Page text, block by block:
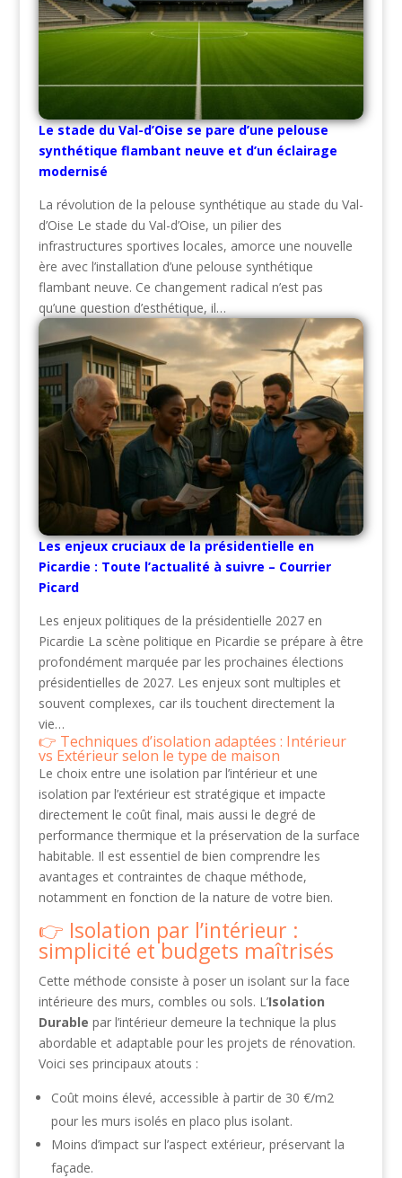
Le stade du Val-d’Oise se pare d’une pelouse
synthétique flambant neuve et d’un éclairage
modernisé
La révolution de la pelouse synthétique au stade du Val-
d’Oise Le stade du Val-d’Oise, un pilier des
infrastructures sportives locales, amorce une nouvelle
ère avec l’installation d’une pelouse synthétique
flambant neuve. Ce changement radical n’est pas
qu’une question d’esthétique, il…
Les enjeux cruciaux de la présidentielle en
Picardie : Toute l’actualité à suivre – Courrier
Picard
Les enjeux politiques de la présidentielle 2027 en
Picardie La scène politique en Picardie se prépare à être
profondément marquée par les prochaines élections
présidentielles de 2027. Les enjeux sont multiples et
souvent complexes, car ils touchent directement la
vie…
Techniques d’isolation adaptées : Intérieur
vs Extérieur selon le type de maison
Le choix entre une isolation par l’intérieur et une
isolation par l’extérieur est stratégique et impacte
directement le coût final, mais aussi le degré de
performance thermique et la préservation de la surface
habitable. Il est essentiel de bien comprendre les
avantages et contraintes de chaque méthode,
notamment en fonction de la nature de votre bien.
Isolation par l’intérieur :
simplicité et budgets maîtrisés
Cette méthode consiste à poser un isolant sur la face
intérieure des murs, combles ou sols. L’Isolation
Durable par l’intérieur demeure la technique la plus
abordable et adaptable pour les projets de rénovation.
Voici ses principaux atouts :
Coût moins élevé, accessible à partir de 30 €/m2
pour les murs isolés en placo plus isolant.
Moins d’impact sur l’aspect extérieur, préservant la
façade.